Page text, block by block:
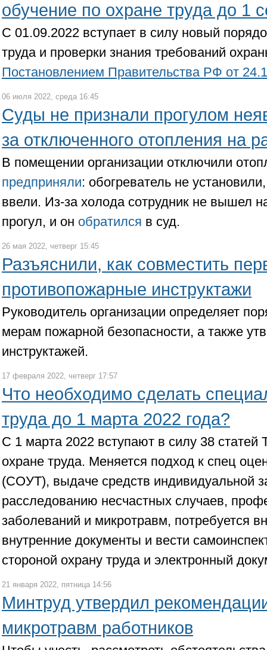
обучение по охране труда до 1
С 01.09.2022 вступает в силу новый
труда и проверки знания требований
Постановлением Правительства РФ от
06 июля 2022, среда 16:45
Суды не признали прогулом
за отключенного отопления на
В помещении организации отключили
предприняли: обогреватель не
ввели. Из-за холода сотрудник не вышел
прогул, и он обратился в суд.
26 мая 2022, четверг 15:45
Разъяснили, как совместить
противопожарные инструктажи
Руководитель организации определяет
мерам пожарной безопасности, а также
инструктажей.
17 февраля 2022, четверг 17:57
Что необходимо сделать
труда до 1 марта 2022 года?
С 1 марта 2022 вступают в силу 38 статей
охране труда. Меняется подход к спец
(СОУТ), выдаче средств индивидуальной
расследованию несчастных случаев,
заболеваний и микротравм, потребуется
внутренние документы и вести
стороной охрану труда и электронный
21 января 2022, пятница 14:56
Минтруд утвердил
микротравм работников